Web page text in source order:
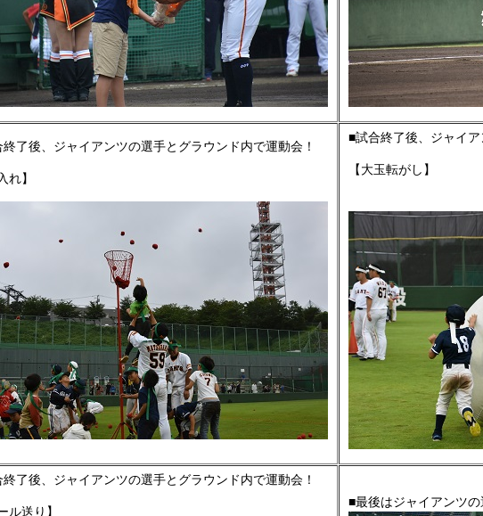
終了後、ジャイアンツの選手とグラウンド内で運動会！
れ】
■試合終了後、ジャイ
【大玉転がし】
終了後、ジャイアンツの選手とグラウンド内で運動会！
ル送り】
■最後はジャイアンツ